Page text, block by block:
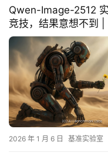
下
载
客
户
端
A
P
Qwen-Image-2512
竞技，结果意想不到
2026 年 1 月 6 日 基准实验室